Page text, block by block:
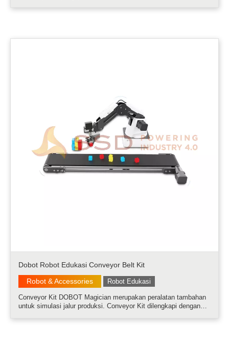
Dobot Robot Edukasi Conveyor Belt Kit
Robot & Accessories
Robot Edukasi
Conveyor Kit DOBOT Magician merupakan peralatan tambahan
untuk simulasi jalur produksi. Conveyor Kit dilengkapi dengan